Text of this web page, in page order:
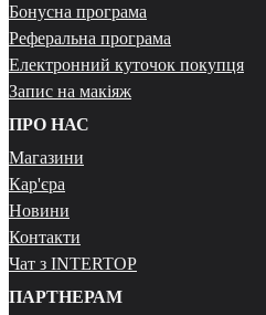
Бонусна програма
Реферальна програма
Електронний куточок покупця
Запис на макіяж
ПРО НАС
Магазини
Кар'єра
Новини
Контакти
Чат з INTERTOP
ПАРТНЕРАМ